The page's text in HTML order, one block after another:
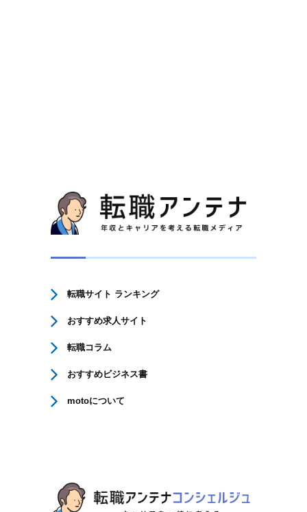
転職サイト ランキング
おすすめ求人サイト
転職コラム
おすすめビジネス書
motoについて